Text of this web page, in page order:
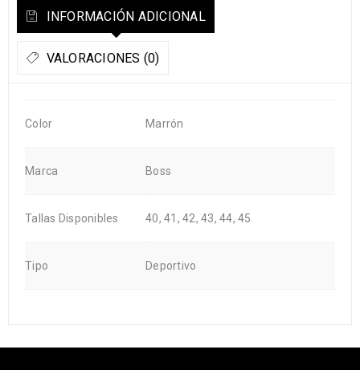
INFORMACIÓN ADICIONAL
VALORACIONES (0)
Color Marrón
Marca Boss
Tallas Disponibles 40, 41, 42, 43, 44, 45
Tipo Deportivo